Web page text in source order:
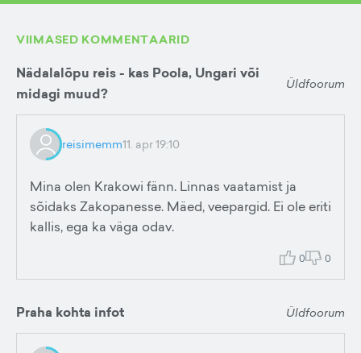
VIIMASED KOMMENTAARID
Nädalalõpu reis - kas Poola, Ungari või
midagi muud?
Üldfoorum
reisimemm11. apr 19:10
Mina olen Krakowi fänn. Linnas vaatamist ja
sõidaks Zakopanesse. Mäed, veepargid. Ei ole eriti
kallis, ega ka väga odav.
0 0
Praha kohta infot Üldfoorum